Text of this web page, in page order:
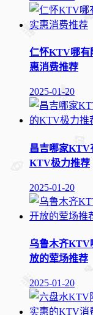
仁怀KTV哪有
惠消费推荐
2025-01-20
昌吉哪家KTV
KTV极力推荐
2025-01-20
乌鲁木齐KTV
放的荤场推荐
2025-01-20